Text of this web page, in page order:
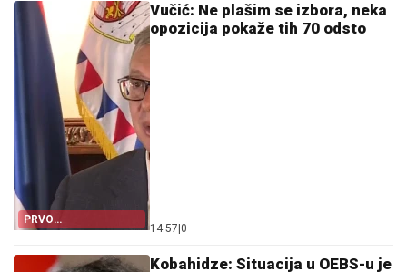
PRVO
PARLAMENTARNI PA
Vučić: Ne plašim se izbora, neka
opozicija pokaže tih 70 odsto
14:57 0
Kobahidze: Situacija u OEBS-u je